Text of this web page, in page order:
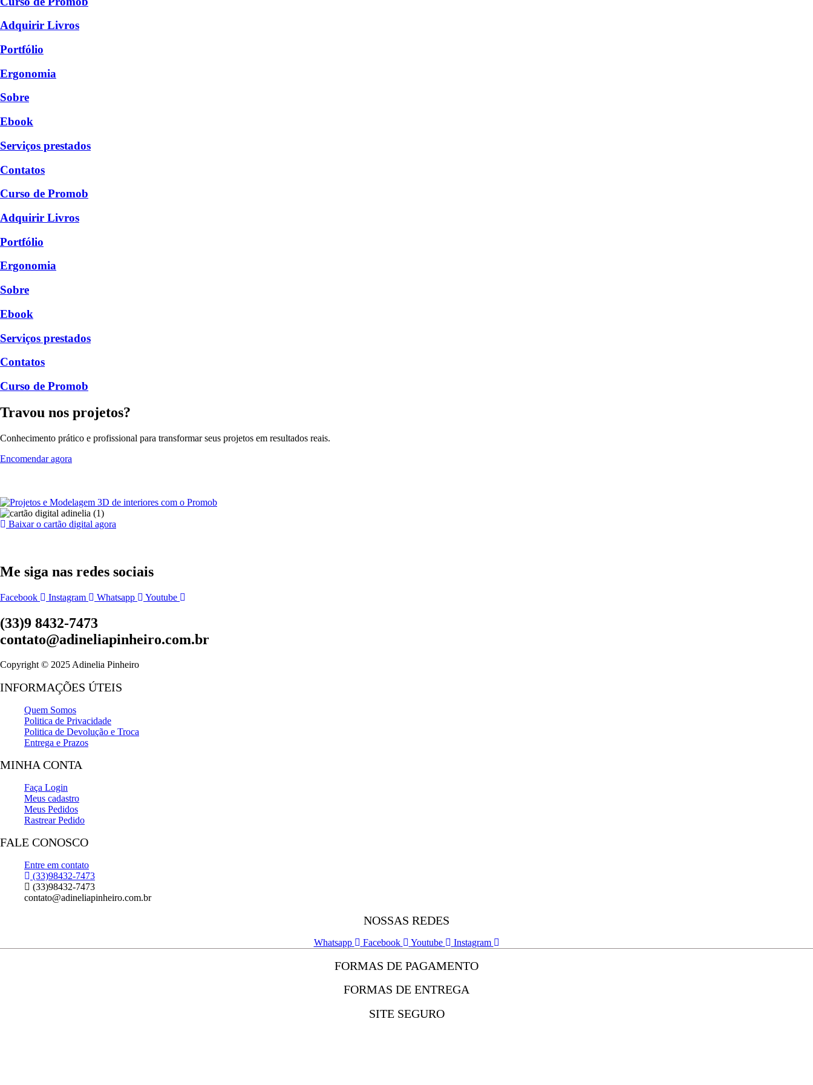
Adquirir Livros
Portfólio
Ergonomia
Sobre
Ebook
Serviços prestados
Contatos
Curso de Promob
Adquirir Livros
Portfólio
Ergonomia
Sobre
Ebook
Serviços prestados
Contatos
Curso de Promob
Travou nos projetos?
Conhecimento prático e profissional para transformar seus projetos em resultados reais.
Encomendar agora
Baixar o cartão digital agora
Me siga nas redes sociais
Facebook Instagram Whatsapp Youtube
(33)9 8432-7473
contato@adineliapinheiro.com.br
Copyright © 2025 Adinelia Pinheiro
INFORMAÇÕES ÚTEIS
Quem Somos
Politica de Privacidade
Politica de Devolução e Troca
Entrega e Prazos
MINHA CONTA
Faça Login
Meus cadastro
Meus Pedidos
Rastrear Pedido
FALE CONOSCO
Entre em contato
(33)98432-7473
(33)98432-7473
contato@adineliapinheiro.com.br
NOSSAS REDES
Whatsapp Facebook Youtube Instagram
FORMAS DE PAGAMENTO
FORMAS DE ENTREGA
SITE SEGURO